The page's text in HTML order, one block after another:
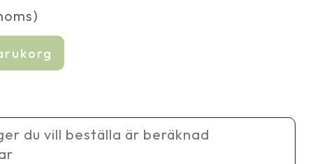
du vill beställa är beräknad